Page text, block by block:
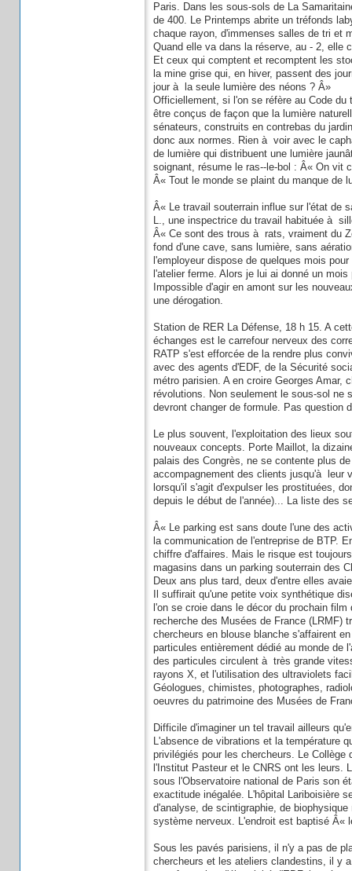
Paris. Dans les sous-sols de La
de 400. Le Printemps abrite un tréfonds
chaque rayon, d'immenses salles de tri et
Quand elle va dans la réserve, au - 2, elle
Et ceux qui comptent et recomptent les
la mine grise qui, en hiver, passent des
jour à la seule lumière des néons ? Â»
Officiellement, si l'on se réfère au Code
être conçus de façon que la lumière
sénateurs, construits en contrebas du
donc aux normes. Rien à voir avec le
de lumière qui distribuent une lumière
soignant, résume le ras--le-bol : Â« On vit
Â« Tout le monde se plaint du manque de
Â« Le travail souterrain influe sur l'état de
L., une inspectrice du travail habituée à
Â« Ce sont des trous à rats, vraiment du
fond d'une cave, sans lumière, sans
l'employeur dispose de quelques mois
l'atelier ferme. Alors je lui ai donné un
Impossible d'agir en amont sur les
une dérogation.
Station de RER La Défense, 18 h 15. A
échanges est le carrefour nerveux des
RATP s'est efforcée de la rendre plus
avec des agents d'EDF, de la Sécurité
métro parisien. A en croire Georges Amar,
révolutions. Non seulement le sous-sol ne
devront changer de formule. Pas question
Le plus souvent, l'exploitation des lieux
nouveaux concepts. Porte Maillot, la
palais des Congrès, ne se contente plus
accompagnement des clients jusqu'à leur
lorsqu'il s'agit d'expulser les prostituées,
depuis le début de l'année)... La liste des
Â« Le parking est sans doute l'une des
la communication de l'entreprise de BTP.
chiffre d'affaires. Mais le risque est
magasins dans un parking souterrain des
Deux ans plus tard, deux d'entre elles
Il suffirait qu'une petite voix synthétique
l'on se croie dans le décor du prochain
recherche des Musées de France (LRMF)
chercheurs en blouse blanche s'affairent
particules entièrement dédié au monde de
des particules circulent à très grande
rayons X, et l'utilisation des ultraviolets
Géologues, chimistes, photographes,
oeuvres du patrimoine des Musées de
Difficile d'imaginer un tel travail ailleurs
L'absence de vibrations et la température
privilégiés pour les chercheurs. Le Collège
l'Institut Pasteur et le CNRS ont les leurs.
sous l'Observatoire national de Paris son
exactitude inégalée. L'hôpital Lariboisière
d'analyse, de scintigraphie, de
système nerveux. L'endroit est baptisé Â«
Sous les pavés parisiens, il n'y a pas de
chercheurs et les ateliers clandestins, il y